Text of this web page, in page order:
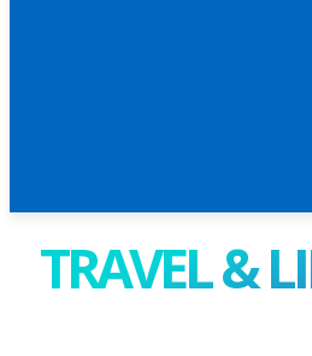
TRAVEL &